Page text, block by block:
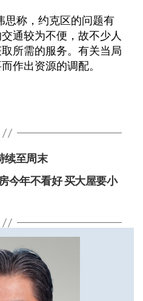
思称，约克区的问题有
通较为不便，故不少人
所需的服务。有关当局
作出资源的调配。
至周末
今年不看好 买大屋要小